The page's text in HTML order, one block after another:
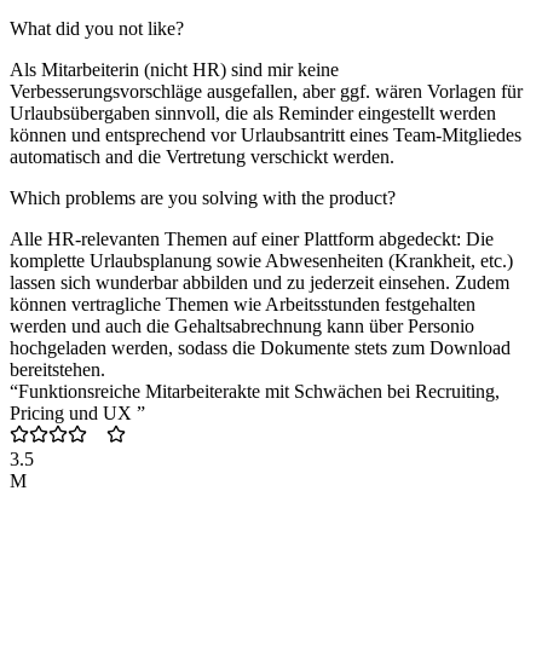
What did you not like?
Als Mitarbeiterin (nicht HR) sind mir keine
Verbesserungsvorschläge ausgefallen, aber ggf. wären Vorlagen für
Urlaubsübergaben sinnvoll, die als Reminder eingestellt werden
können und entsprechend vor Urlaubsantritt eines Team-Mitgliedes
automatisch and die Vertretung verschickt werden.
Which problems are you solving with the product?
Alle HR-relevanten Themen auf einer Plattform abgedeckt: Die
komplette Urlaubsplanung sowie Abwesenheiten (Krankheit, etc.)
lassen sich wunderbar abbilden und zu jederzeit einsehen. Zudem
können vertragliche Themen wie Arbeitsstunden festgehalten
werden und auch die Gehaltsabrechnung kann über Personio
hochgeladen werden, sodass die Dokumente stets zum Download
bereitstehen.
“Funktionsreiche Mitarbeiterakte mit Schwächen bei Recruiting,
Pricing und UX ”
3.5
M